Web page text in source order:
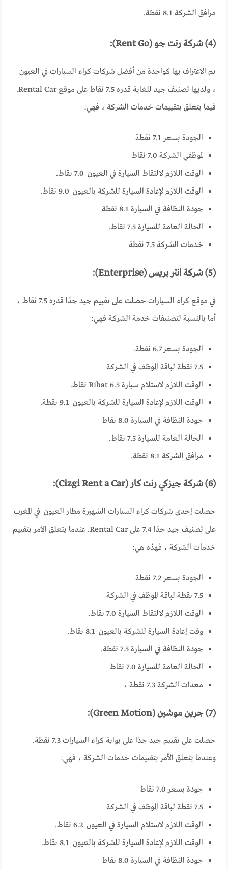
مرافق الشركة 8.1 نقطة.
(4) شركة رنت جو (Rent Go):
تم الاعتراف بها كواحدة من أفضل شركات كراء السيارات في العيون
، ولديها تصنيف جيد للغاية قدره 7.5 نقاط على موقع Rental Car.
فيما يتعلق بتقييمات خدمات الشركة ، فهي:
الجودة بسعر 7.1 نقطة
لموظفي الشركة 7.0 نقاط
الوقت اللازم لالتقاط السيارة في العيون 7.0 نقاط.
الوقت اللازم لإعادة السيارة للشركة بالعيون 9.0 نقاط.
جودة النظافة في السيارة 8.1 نقطة
الحالة العامة للسيارة 7.5 نقاط.
خدمات الشركة 7.5 نقطة
(5) شركة انتر بريس (Enterprise):
في موقع كراء السيارات حصلت على تقييم جيد جدًا قدره 7.5 نقاط ،
أما بالنسبة لتصنيفات خدمة الشركة فهي:
الجودة بسعر 6.7 نقطة.
7.5 نقطة لباقة الموظف في الشركة
الوقت اللازم لاستلام سيارة Ribat 6.5 نقاط.
الوقت اللازم لإعادة السيارة للشركة بالعيون 9.1 نقطة.
جودة النظافة في السيارة 8.0 نقاط
الحالة العامة للسيارة 7.5 نقاط.
مرافق الشركة 8.1 نقطة.
(6) شركة جيزكي رنت كار (Cizgi Rent a Car):
حصلت إحدى شركات كراء السيارات الشهيرة مطار العيون في المغرب
على تصنيف جيد جدًا 7.4 على Rental Car. عندما يتعلق الأمر بتقييم
خدمات الشركة ، فهذه هي:
الجودة بسعر 7.2 نقطة
7.5 نقطة لباقة الموظف في الشركة
الوقت اللازم لالتقاط السيارة 7.0 نقاط.
وقت إعادة السيارة للشركة بالعيون 8.1 نقاط.
جودة النظافة في السيارة 7.5 نقطة.
الحالة العامة للسيارة 7.0 نقاط
معدات الشركة 7.3 نقطة ،
(7) جرين موشين (Green Motion):
حصلت على تقييم جيد جدًا على بوابة كراء السيارات 7.3 نقطة.
وعندما يتعلق الأمر بتقييمات خدمات الشركة ، فهي:
جودة بسعر 7.0 نقاط
7.5 نقطة لباقة الموظف في الشركة
الوقت اللازم لاستلام السيارة في العيون 6.2 نقاط.
الوقت اللازم لإعادة السيارة للشركة بالعيون 8.1 نقاط.
جودة النظافة في السيارة 8.0 نقاط